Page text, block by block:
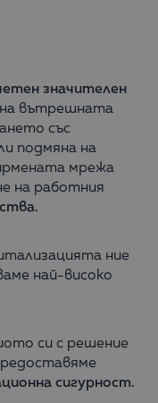
значителен
вътрешната
със
подмяна на
мрежа
на работния
ние
най-високо
си с решение
сигурност.